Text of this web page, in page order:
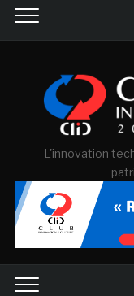
L'innovation